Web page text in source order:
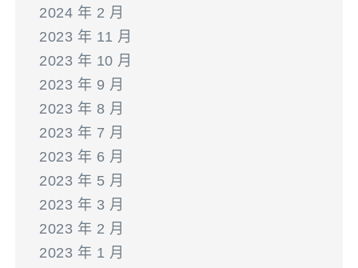
2024 年 2 月
2023 年 11 月
2023 年 10 月
2023 年 9 月
2023 年 8 月
2023 年 7 月
2023 年 6 月
2023 年 5 月
2023 年 3 月
2023 年 2 月
2023 年 1 月